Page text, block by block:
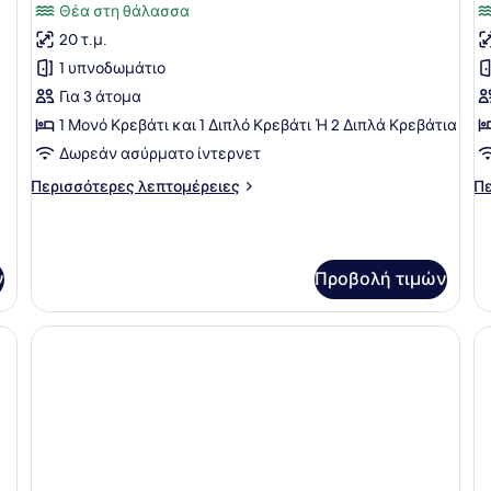
View
των
φωτογραφιών
για
Premium
Δωμάτιο
Θέα στη θάλασσα
20 τ.μ.
1 υπνοδωμάτιο
Για 3 άτομα
1 Μονό Κρεβάτι και 1 Διπλό Κρεβάτι Ή 2 Διπλά Κρεβάτια
Δωρεάν ασύρματο ίντερνετ
Περισσότερες λεπτομέρειες
Περισσότερες
Προβολή τιμών